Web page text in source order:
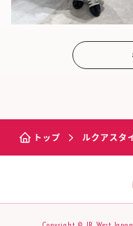
トップ ルクアスタ